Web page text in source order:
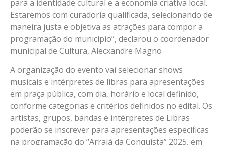
para a identidade cultural e a economia criativa local.
Estaremos com curadoria qualificada, selecionando de
maneira justa e objetiva as atrações para compor a
programação do município”, declarou o coordenador
municipal de Cultura, Alecxandre Magno
A organização do evento vai selecionar shows
musicais e intérpretes de libras para apresentações
em praça pública, com dia, horário e local definido,
conforme categorias e critérios definidos no edital. Os
artistas, grupos, bandas e intérpretes de Libras
poderão se inscrever para apresentações específicas
na programação do “Arraiá da Conquista” 2025, em